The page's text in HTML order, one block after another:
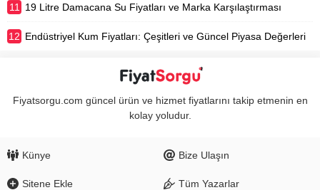
11 19 Litre Damacana Su Fiyatları ve Marka Karşılaştırması
12 Endüstriyel Kum Fiyatları: Çeşitleri ve Güncel Piyasa Değerleri
Fiyatsorgu.com güncel ürün ve hizmet fiyatlarını takip etmenin en
kolay yoludur.
Künye Bize Ulaşın
Sitene Ekle Tüm Yazarlar